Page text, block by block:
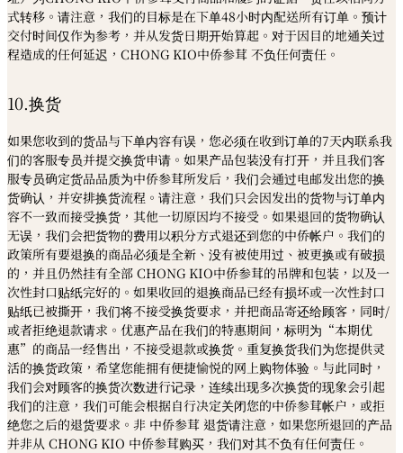
式转移。请注意，我们的目标是在下单48小时内配送所有订单。预计
交付时间仅作为参考，并从发货日期开始算起。对于因目的地通关过
程造成的任何延迟，CHONG KIO中侨参茸 不负任何责任。
10.换货
如果您收到的货品与下单内容有误，您必须在收到订单的7天内联系我
们的客服专员并提交换货申请。如果产品包装没有打开，并且我们客
服专员确定货品品质为中侨参茸所发后，我们会通过电邮发出您的换
货确认，并安排换货流程。请注意，我们只会因发出的货物与订单内
容不一致而接受换货，其他一切原因均不接受。如果退回的货物确认
无误，我们会把货物的费用以积分方式退还到您的中侨帐户。我们的
政策所有要退换的商品必须是全新、没有被使用过、被更换或有破损
的，并且仍然挂有全部 CHONG KIO中侨参茸的吊牌和包装，以及一
次性封口贴纸完好的。如果收回的退换商品已经有损坏或一次性封口
贴纸已被撕开，我们将不接受换货要求，并把商品寄还给顾客，同时/
或者拒绝退款请求。优惠产品在我们的特惠期间，标明为“本期优
惠”的商品一经售出，不接受退款或换货。重复换货我们为您提供灵
活的换货政策，希望您能拥有便捷愉悦的网上购物体验。与此同时，
我们会对顾客的换货次数进行记录，连续出现多次换货的现象会引起
我们的注意，我们可能会根据自行决定关闭您的中侨参茸帐户，或拒
绝您之后的退货要求。非 中侨参茸 退货请注意，如果您所退回的产品
并非从 CHONG KIO 中侨参茸购买，我们对其不负有任何责任。